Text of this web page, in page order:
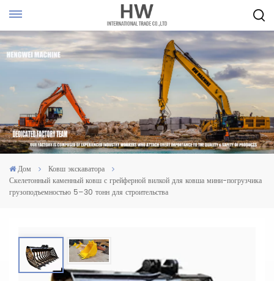
Дом
Ковш экскаватора
Скелетонный каменный ковш с грейферной вилкой для ковша мини-погрузчика
грузоподъемностью 5–30 тонн для строительства